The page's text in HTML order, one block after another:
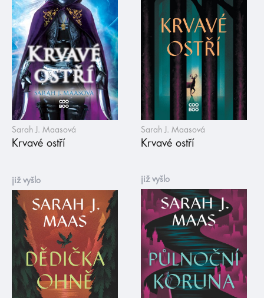
Sarah J. Maasová
Krvavé ostří
Sarah J. Maasová
Krvavé ostří
již vyšlo již vyšlo